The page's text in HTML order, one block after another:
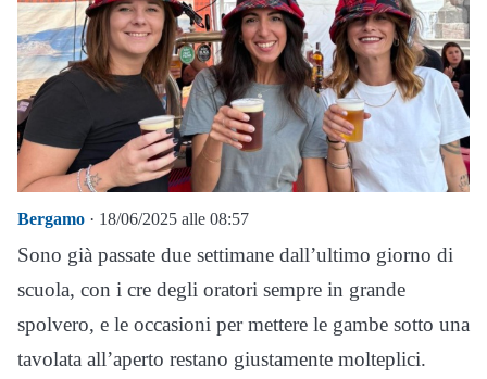
Bergamo · 18/06/2025 alle 08:57
Sono già passate due settimane dall’ultimo giorno di
scuola, con i cre degli oratori sempre in grande
spolvero, e le occasioni per mettere le gambe sotto una
tavolata all’aperto restano giustamente molteplici.